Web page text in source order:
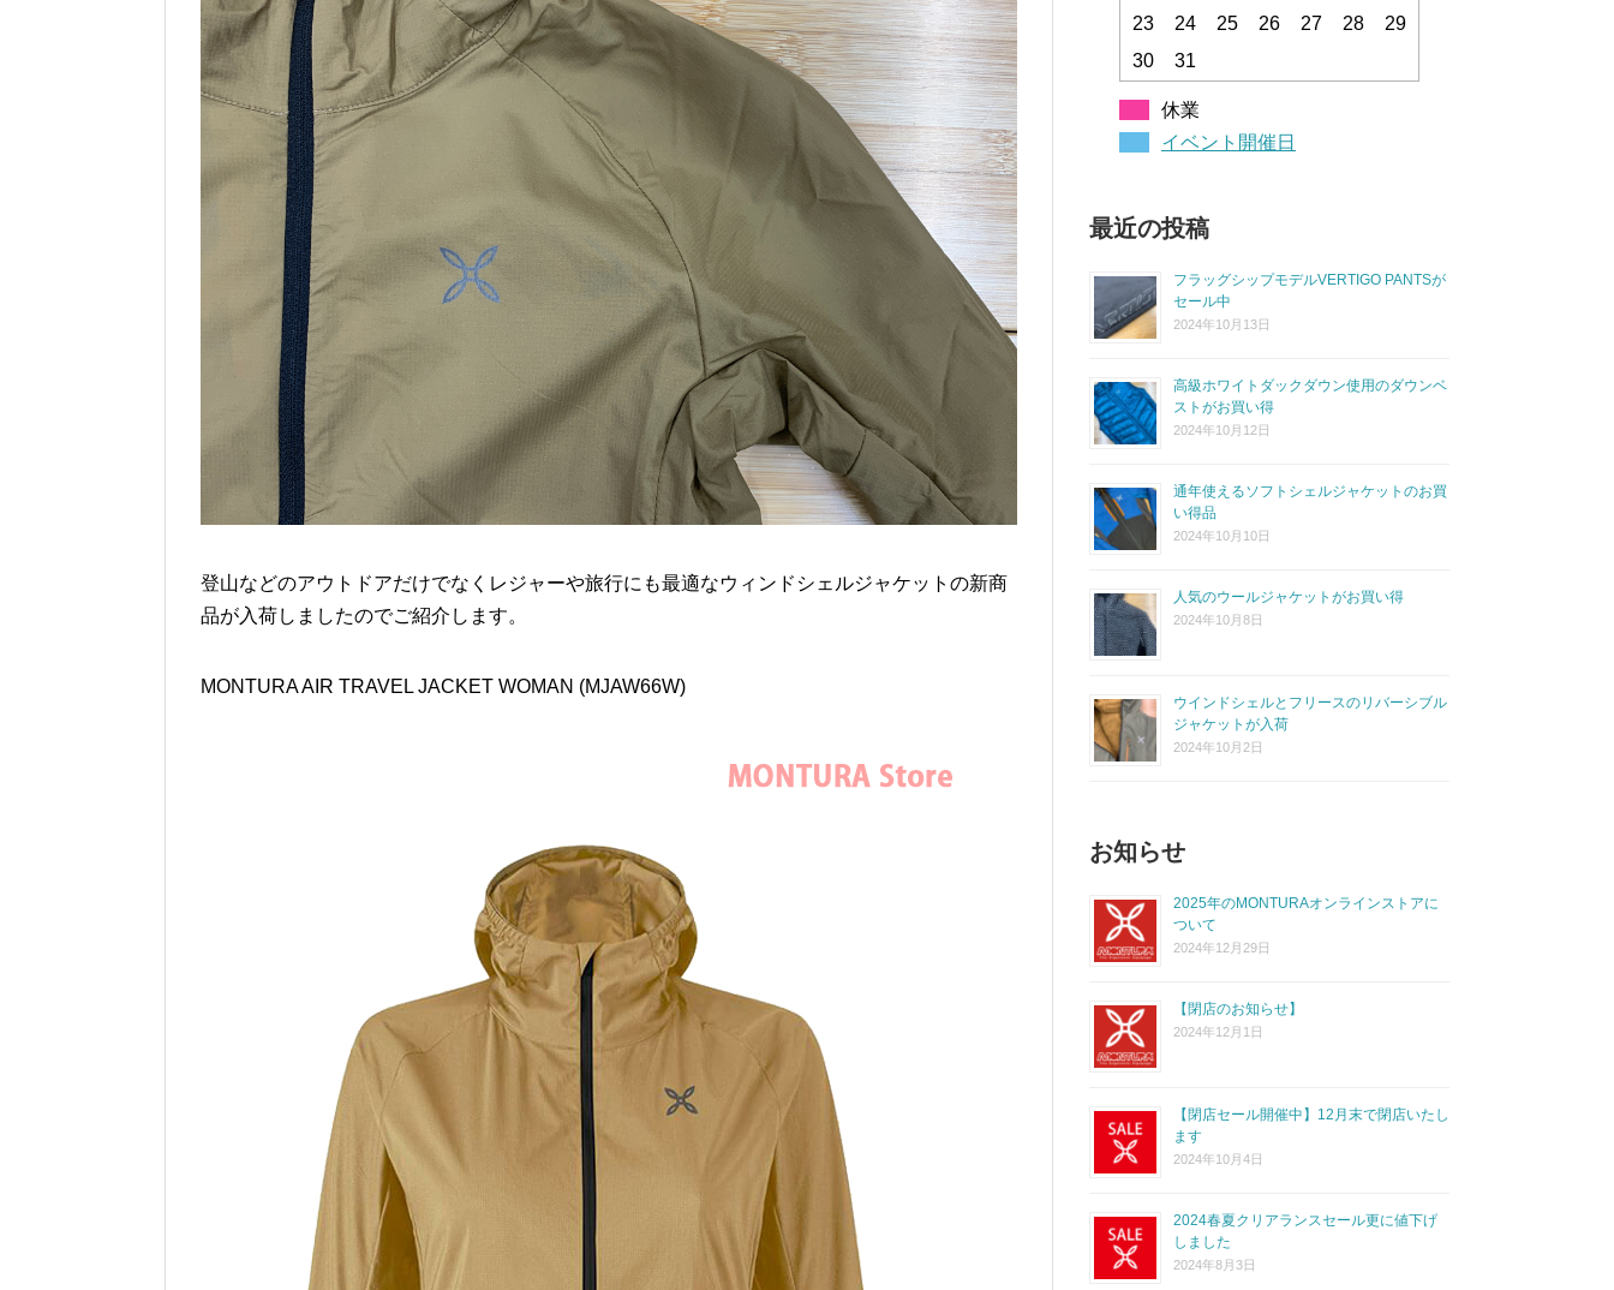
登山などのアウトドアだけでなくレジャーや旅行にも最適なウィンドシェルジャケットの新商
品が入荷しましたのでご紹介します。
MONTURA AIR TRAVEL JACKET WOMAN (MJAW66W)
23 24 25 26 27 28
29
30
31
休業
イベント開催日
最近の投稿
フラッグシップモデルVERTIGO PANTSが
セール中
2024年10月13日
高級ホワイトダックダウン使用のダウンベ
ストがお買い得
2024年10月12日
通年使えるソフトシェルジャケットのお買
い得品
2024年10月10日
人気のウールジャケットがお買い得
2024年10月8日
ウインドシェルとフリースのリバーシブル
ジャケットが入荷
2024年10月2日
お知らせ
2025年のMONTURAオンラインストアに
ついて
2024年12月29日
【閉店のお知らせ】
2024年12月1日
【閉店セール開催中】12月末で閉店いたし
ます
2024年10月4日
2024春夏クリアランスセール更に値下げ
しました
2024年8月3日